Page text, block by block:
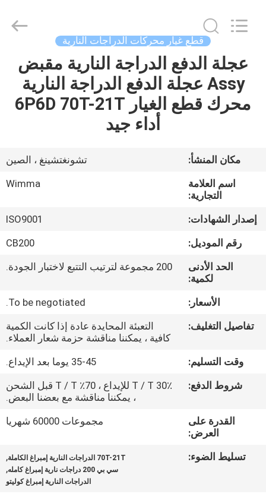
المنزل
المنتجات
فيديو
جولة
المصنع
جودة
أخبار
اقتباس
خريطة
Reserved.
قطع غيار محركات الدراجات النارية
عجلة الدفع الدراجة النارية مقبض
Assy عجلة الدفع الدراجة النارية
محرك قطع الغيار 6P6D 70T-21T
أداء جيد
مكان المنشأ:
تشونغتشينغ ، الصين
اسم العلامة
التجارية:
Wimma
إصدار الشهادات:
ISO9001
رقم الموديل:
CB200
الحد الأدنى
لكمية:
200 مجموعة لترتيب التتبع لاختبار الجودة.
الأسعار:
To be negotiated.
تفاصيل التغليف:
التعبئة المحايدة عادة إذا كانت الكمية
كافية ، يمكننا مناقشة حزمة شعار العملاء.
وقت التسليم:
35-45 يوما بعد الإيداع.
شروط الدفع:
30٪ T / T للإيداع ، 70٪ T / T قبل الشحن
، يمكننا مناقشة مع بعضنا البعض.
القدرة على
العرض:
مجموعات 60000 شهريا
تسليط الضوء: 70T-21T الدراجات النارية إمبراغ الكاملة ,
سي بي 200 دراجات نارية إمبراغ كامله ,
الدراجات النارية إمبراغ كوليتو